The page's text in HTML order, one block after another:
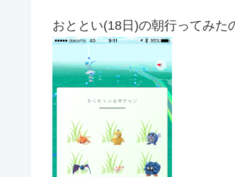
おととい(18日)の朝行ってみた